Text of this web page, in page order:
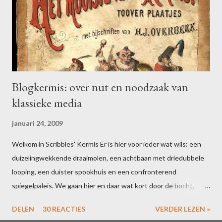
o
n
Blogkermis: over nut en noodzaak van
klassieke media
januari 24, 2009
Welkom in Scribbles' Kermis Er is hier voor ieder wat wils: een
duizelingwekkende draaimolen, een achtbaan met driedubbele
looping, een duister spookhuis en een confronterend
spiegelpaleis. We gaan hier en daar wat kort door de bocht,
voor 16 februari een blogpost over uw ervaringen in één of meer
DELEN 30 REACTIES VERDER LEZEN »